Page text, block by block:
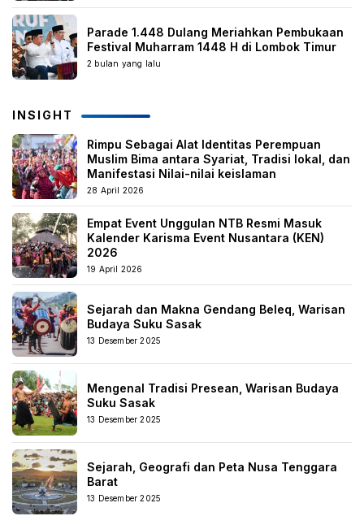
Parade 1.448 Dulang Meriahkan Pembukaan
Festival Muharram 1448 H di Lombok Timur
2 bulan yang lalu
INSIGHT
Rimpu Sebagai Alat Identitas Perempuan
Muslim Bima antara Syariat, Tradisi lokal, dan
Manifestasi Nilai-nilai keislaman
28 April 2026
Empat Event Unggulan NTB Resmi Masuk
Kalender Karisma Event Nusantara (KEN)
2026
19 April 2026
Sejarah dan Makna Gendang Beleq, Warisan
Budaya Suku Sasak
13 Desember 2025
Mengenal Tradisi Presean, Warisan Budaya
Suku Sasak
13 Desember 2025
Sejarah, Geografi dan Peta Nusa Tenggara
Barat
13 Desember 2025